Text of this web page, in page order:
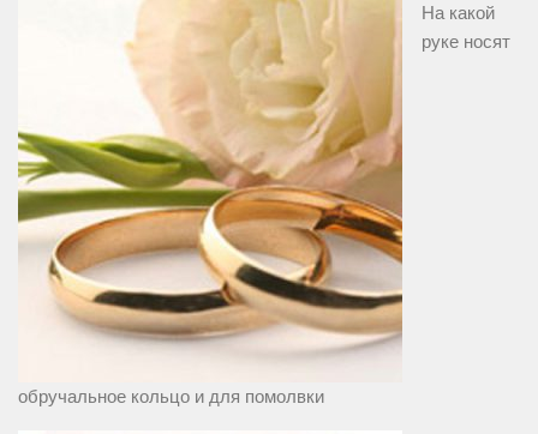
На какой
руке носят
обручальное кольцо и для помолвки